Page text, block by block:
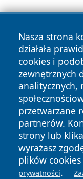
Nasza strona
działała
cookies i
zewnętrznych
analitycznych,
przetwarzane
partnerów.
strony lub
wyrażasz
plików
prywatności.
Copyright © 2026
zastrzeżone.
News Autorzy